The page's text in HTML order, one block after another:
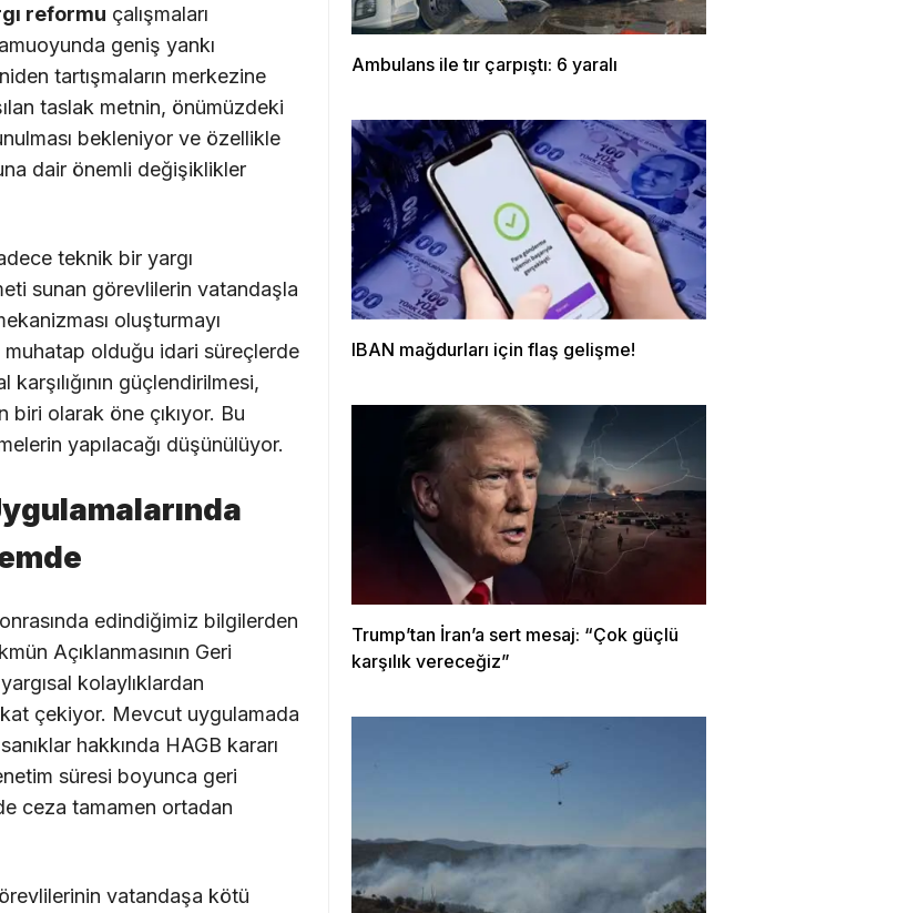
reformu çalışmaları
geniş yankı
tartışmaların merkezine
taslak metnin, önümüzdeki
bekleniyor ve özellikle
dair önemli değişiklikler
teknik bir yargı
sunan görevlilerin vatandaşla
oluşturmayı
olduğu idari süreçlerde
güçlendirilmesi,
olarak öne çıkıyor. Bu
yapılacağı düşünülüyor.
edindiğimiz bilgilerden
Açıklanmasının Geri
kolaylıklardan
çekiyor. Mevcut uygulamada
hakkında HAGB kararı
süresi boyunca geri
ceza tamamen ortadan
vatandaşa kötü
Ambulans ile tır çarpıştı: 6 yaralı
IBAN mağdurları için flaş gelişme!
Trump’tan İran’a sert mesaj: “Çok güçlü
karşılık vereceğiz”